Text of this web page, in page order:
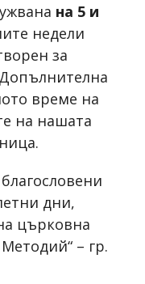
на 5 и
недели
за
време на
на нашата
.
дни,
църковна
– гр.